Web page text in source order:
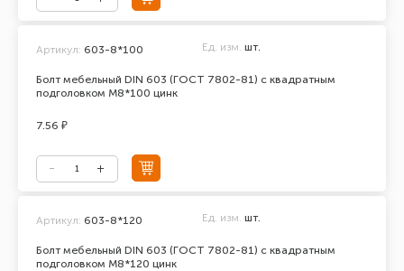
Болт мебельный DIN 603 (ГОСТ 7802-81) с квадратным
подголовком М8*100 цинк
Артикул: 603-8*100 Ед. изм. шт.
7.56 ₽
Болт мебельный DIN 603 (ГОСТ 7802-81) с квадратным
подголовком М8*120 цинк
Артикул: 603-8*120 Ед. изм. шт.